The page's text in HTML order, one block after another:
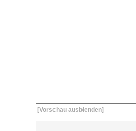
[Vorschau ausblenden]